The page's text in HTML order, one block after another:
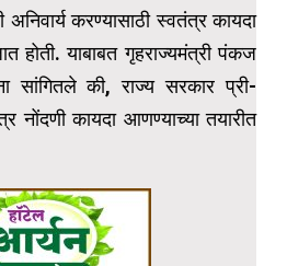
करण्यासाठी स्वतंत्र कायदा
होती. याबाबत गृहराज्यमंत्री पंकज
सांगितले की, राज्य सरकार प्री-
नोंदणी कायदा आणण्याच्या तयारीत